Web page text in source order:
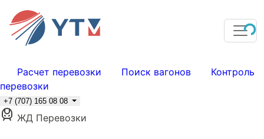
Расчет перевозки Поиск вагонов
Контроль
перевозки
+7 (707) 165 08 08
ЖД Перевозки